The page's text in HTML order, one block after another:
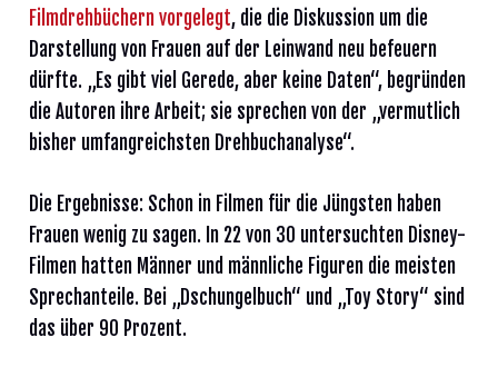
Filmdrehbüchern vorgelegt, die die Diskussion um die
Darstellung von Frauen auf der Leinwand neu befeuern
dürfte. „Es gibt viel Gerede, aber keine Daten“, begründen
die Autoren ihre Arbeit; sie sprechen von der „vermutlich
bisher umfangreichsten Drehbuchanalyse“.
Die Ergebnisse: Schon in Filmen für die Jüngsten haben
Frauen wenig zu sagen. In 22 von 30 untersuchten Disney-
Filmen hatten Männer und männliche Figuren die meisten
Sprechanteile. Bei „Dschungelbuch“ und „Toy Story“ sind
das über 90 Prozent.